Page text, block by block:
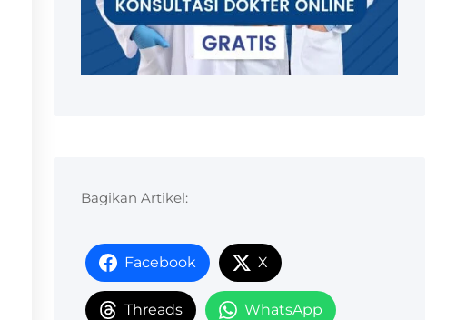
Bagikan Artikel:
Facebook X
Threads WhatsApp